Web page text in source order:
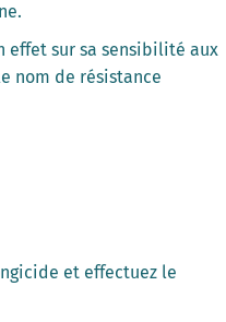
effet sur sa sensibilité aux
nom de résistance
et effectuez le